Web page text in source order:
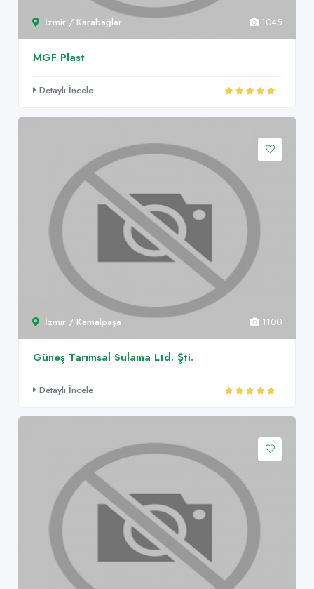
İzmir / Karabağlar 1045
MGF Plast
Detaylı İncele
İzmir / Kemalpaşa 1100
Güneş Tarımsal Sulama Ltd. Şti.
Detaylı İncele